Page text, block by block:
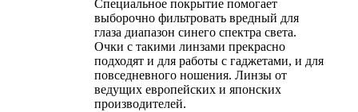
Специальное покрытие помогает
выборочно фильтровать вредный для
глаза диапазон синего спектра света.
Очки с такими линзами прекрасно
подходят и для работы с гаджетами, и для
повседневного ношения. Линзы от
ведущих европейских и японских
производителей.